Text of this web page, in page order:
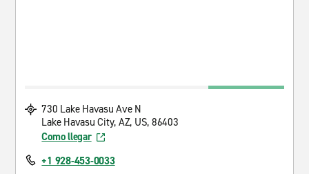
730 Lake Havasu Ave N
Lake Havasu City, AZ, US, 86403
Como llegar
+1 928-453-0033